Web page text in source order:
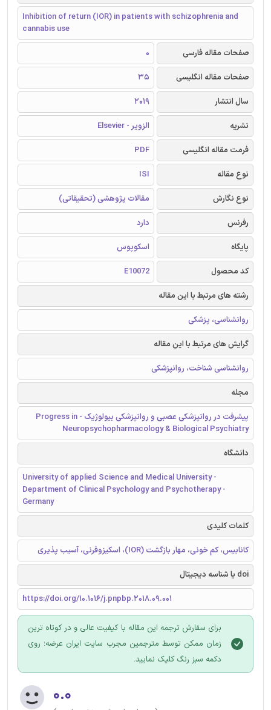
Inhibition of return (IOR) in patients with schizophrenia and
cannabis use
صفحات مقاله فارسی
0
صفحات مقاله انگلیسی
35
سال انتشار
2019
نشریه
الزویر - Elsevier
فرمت مقاله انگلیسی
PDF
نوع مقاله
ISI
نوع نگارش
مقالات پژوهشی (تحقیقاتی)
رفرنس
دارد
پایگاه
اسکوپوس
کد محصول
E10072
رشته های مرتبط با این مقاله
روانشناسی، پزشکی
گرایش های مرتبط با این مقاله
روانشناسی شناخت، روانپزشکی
مجله
پیشرفت در روانپزشکی عصبی و روانپزشکی بیولوژیک - Progress in
Neuropsychopharmacology & Biological Psychiatry
دانشگاه
University of applied Science and Medical University -
Department of Clinical Psychology and Psychotherapy -
Germany
کلمات کلیدی
کانابیس، کم خونی، مهار بازگشت (IOR)، اسکیزوفرنی، آسیب پذیری
doi یا شناسه دیجیتال
https://doi.org/10.1016/j.pnpbp.2018.09.001
برای سفارش ترجمه این مقاله با کیفیت عالی و در کوتاه ترین
زمان ممکن توسط مترجمین مجرب سایت ایران عرضه؛ روی
دکمه سبز رنگ کلیک نمایید.
۰.۰